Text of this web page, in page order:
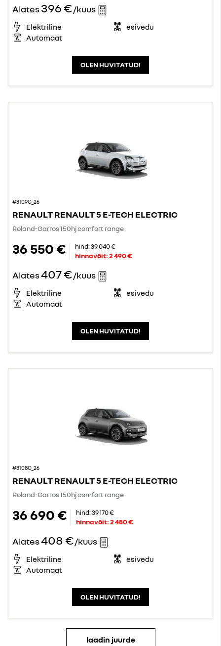
Alates396 €/kuus
Elektriline
esivedu
Automaat
OLEN HUVITATUD!
#3109C_26
RENAULT RENAULT 5 E-TECH ELECTRIC
Roland-Garros 150hj comfort range
36 550 € hind:39 040 €
hinnavõit:2 490 €
Alates407 €/kuus
Elektriline
esivedu
Automaat
OLEN HUVITATUD!
#3108C_26
RENAULT RENAULT 5 E-TECH ELECTRIC
Roland-Garros 150hj comfort range
36 690 € hind:39 170 €
hinnavõit:2 480 €
Alates408 €/kuus
Elektriline
esivedu
Automaat
OLEN HUVITATUD!
laadin juurde